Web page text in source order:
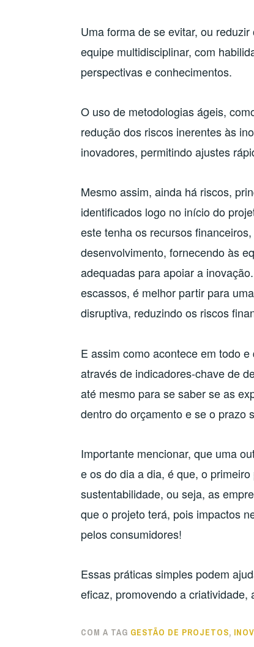
Uma forma de se evitar, ou
equipe multidisciplinar, com
perspectivas e conhecimentos.
O uso de metodologias ágeis,
redução dos riscos inerentes às
inovadores, permitindo ajustes
Mesmo assim, ainda há riscos,
identificados logo no início do
este tenha os recursos
desenvolvimento, fornecendo às
adequadas para apoiar a
escassos, é melhor partir para
disruptiva, reduzindo os riscos
E assim como acontece em todo
através de indicadores-chave de
até mesmo para se saber se as
dentro do orçamento e se o prazo
Importante mencionar, que uma
e os do dia a dia, é que, o
sustentabilidade, ou seja, as
que o projeto terá, pois impactos
pelos consumidores!
Essas práticas simples podem
eficaz, promovendo a
COM A TAG GESTÃO DE PROJETOS,